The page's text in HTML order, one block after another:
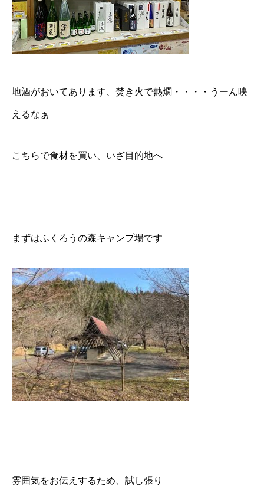
地酒がおいてあります、焚き火で熱燗・・・・うーん映
えるなぁ
こちらで食材を買い、いざ目的地へ
まずはふくろうの森キャンプ場です
雰囲気をお伝えするため、試し張り